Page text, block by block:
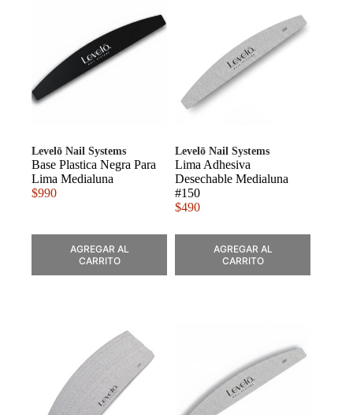
Levelō Nail Systems
Base Plastica Negra Para
Lima Medialuna
$990
AGREGAR AL
CARRITO
Levelō Nail Systems
Lima Adhesiva
Desechable Medialuna
#150
$490
AGREGAR AL
CARRITO